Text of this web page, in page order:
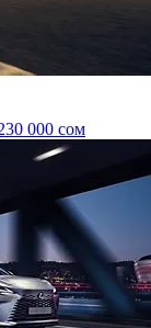
000 сом